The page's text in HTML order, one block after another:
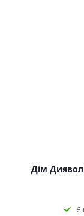
Дім
Є